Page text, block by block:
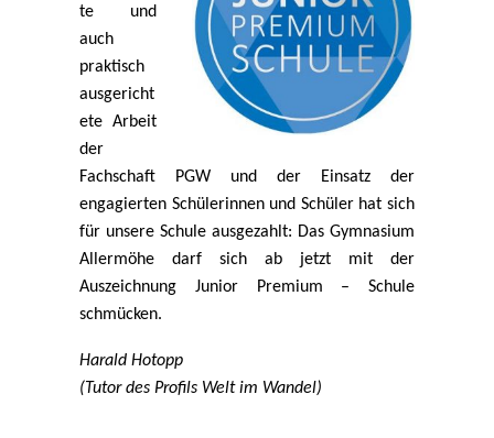
te und
auch
praktisch
ausgericht
ete Arbeit
der
Fachschaft PGW und der Einsatz der
engagierten Schülerinnen und Schüler hat sich
für unsere Schule ausgezahlt: Das Gymnasium
Allermöhe darf sich ab jetzt mit der
Auszeichnung Junior Premium – Schule
schmücken.
Harald Hotopp
(Tutor des Profils Welt im Wandel)